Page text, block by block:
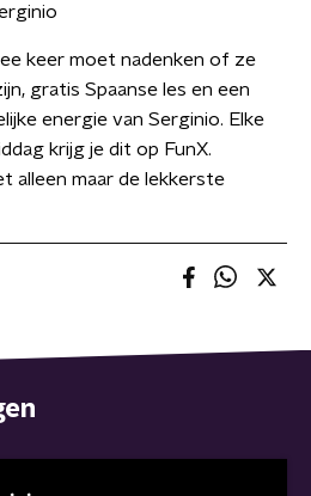
keer moet nadenken of ze
gratis Spaanse les en een
energie van Serginio. Elke
krijg je dit op FunX.
alleen maar de lekkerste